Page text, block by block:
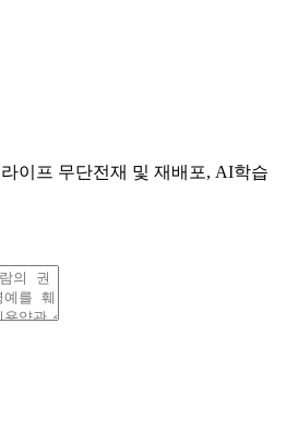
이프 무단전재 및 재배포, AI학습